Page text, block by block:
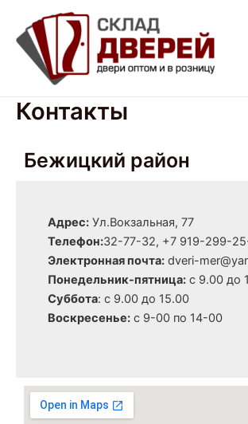
содержимому
Контакты
Бежицкий район
Адрес: Ул.Вокзальная, 77
Телефон:32-77-32, +7 919-299-
Электронная почта: dveri-
Понедельник-пятница: с 9.00 до
Суббота: с 9.00 до 15.00
Воскресенье: с 9-00 по 14-00